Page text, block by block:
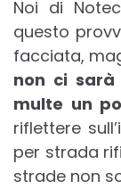
Noi di
questo
facciata,
non ci sarà
multe un
riflettere
per strada
strade non